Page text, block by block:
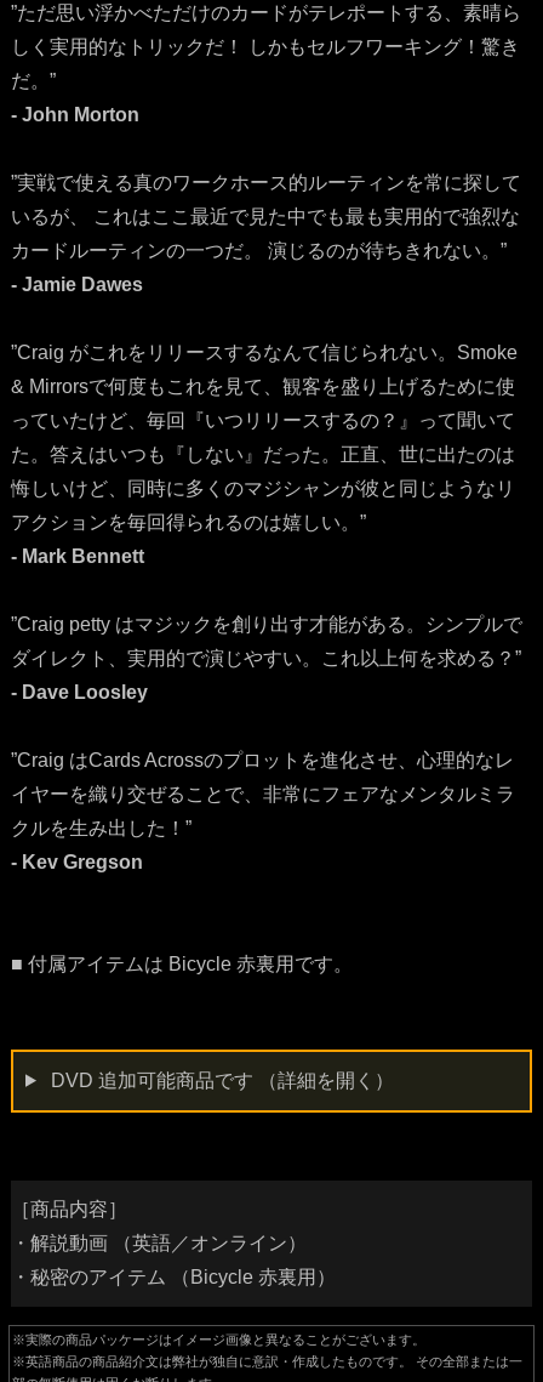
”ただ思い浮かべただけのカードがテレポートする、素晴ら
しく実用的なトリックだ！ しかもセルフワーキング！驚き
だ。”
- John Morton
”実戦で使える真のワークホース的ルーティンを常に探して
いるが、 これはここ最近で見た中でも最も実用的で強烈な
カードルーティンの一つだ。 演じるのが待ちきれない。”
- Jamie Dawes
”Craig がこれをリリースするなんて信じられない。Smoke
& Mirrorsで何度もこれを見て、観客を盛り上げるために使
っていたけど、毎回『いつリリースするの？』って聞いて
た。答えはいつも『しない』だった。正直、世に出たのは
悔しいけど、同時に多くのマジシャンが彼と同じようなリ
アクションを毎回得られるのは嬉しい。”
- Mark Bennett
”Craig petty はマジックを創り出す才能がある。シンプルで
ダイレクト、実用的で演じやすい。これ以上何を求める？”
- Dave Loosley
”Craig はCards Acrossのプロットを進化させ、心理的なレ
イヤーを織り交ぜることで、非常にフェアなメンタルミラ
クルを生み出した！”
- Kev Gregson
■ 付属アイテムは Bicycle 赤裏用です。
DVD 追加可能商品です （詳細を開く）
［商品内容］
・解説動画 （英語／オンライン）
・秘密のアイテム （Bicycle 赤裏用）
※実際の商品パッケージはイメージ画像と異なることがございます。
※英語商品の商品紹介文は弊社が独自に意訳・作成したものです。 その全部または一